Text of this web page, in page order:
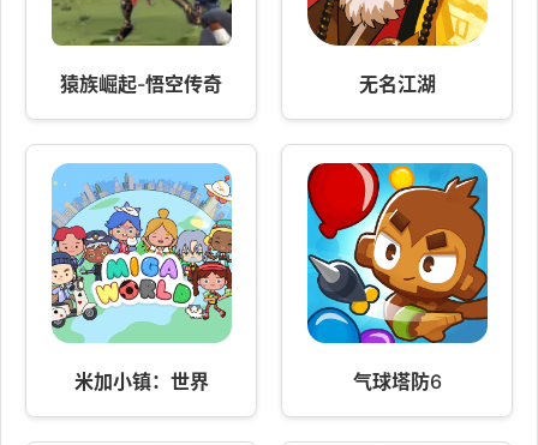
猿族崛起-悟空传奇 无名江湖
米加小镇：世界 气球塔防6